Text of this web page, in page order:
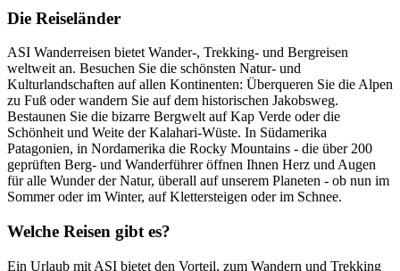
Die Reiseländer
ASI Wanderreisen bietet Wander-, Trekking- und Bergreisen
weltweit an. Besuchen Sie die schönsten Natur- und
Kulturlandschaften auf allen Kontinenten: Überqueren Sie die Alpen
zu Fuß oder wandern Sie auf dem historischen Jakobsweg.
Bestaunen Sie die bizarre Bergwelt auf Kap Verde oder die
Schönheit und Weite der Kalahari-Wüste. In Südamerika
Patagonien, in Nordamerika die Rocky Mountains - die über 200
geprüften Berg- und Wanderführer öffnen Ihnen Herz und Augen
für alle Wunder der Natur, überall auf unserem Planeten - ob nun im
Sommer oder im Winter, auf Klettersteigen oder im Schnee.
Welche Reisen gibt es?
Ein Urlaub mit ASI bietet den Vorteil, zum Wandern und Trekking